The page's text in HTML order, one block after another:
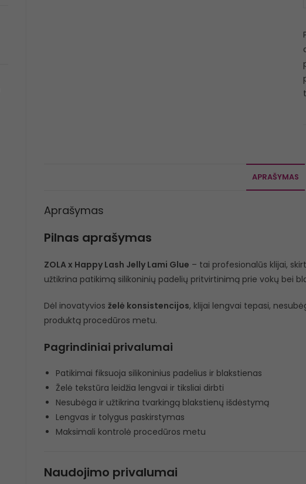
APRAŠYMAS
Aprašymas
Pilnas aprašymas
ZOLA x Happy Lash Jelly Lami Glue – tai profesionalūs klijai,
užtikrina patikimą silikoninių padelių pritvirtinimą prie vokų bei
Dėl inovatyvios želė konsistencijos, klijai lengvai tepasi,
produktą procedūros metu.
Pagrindiniai privalumai
Patikimai fiksuoja silikoninius padelius ir blakstienas
Želė tekstūra leidžia lengvai ir tiksliai dirbti
Nesubėga ir užtikrina tvarkingą blakstienų išdėstymą
Lengvas ir tolygus paskirstymas
Maksimali kontrolė procedūros metu
Naudojimo privalumai